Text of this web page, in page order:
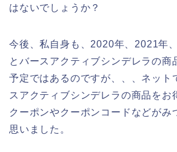
はないでしょうか？
今後、私自身も、2020年、2021年
とバースアクティブシンデレラの商
予定ではあるのですが、、、ネット
スアクティブシンデレラの商品をお
クーポンやクーポンコードなどがみ
思いました。